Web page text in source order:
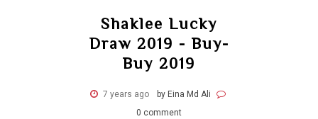
Shaklee Lucky
Draw 2019 - Buy-
Buy 2019
7 years ago
by Eina Md Ali
0 comment